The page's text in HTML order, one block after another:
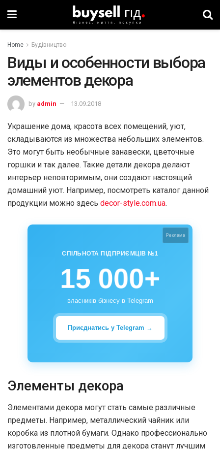
Home Будівництво
Виды и особенности выбора
элементов декора
by admin 13.09.2018
Украшение дома, красота всех помещений, уют,
складываются из множества небольших элементов.
Это могут быть необычные занавески, цветочные
горшки и так далее. Такие детали декора делают
интерьер неповторимым, они создают настоящий
домашний уют. Например, посмотреть каталог данной
продукции можно здесь decor-style.com.ua.
Реклама
СПІЛЬНОТА ПІДПРИЄМЦІВ №1
15 000+
власників бізнесу в Telegram
Приєднатись у Telegram →
Элементы декора
Элементами декора могут стать самые различные
предметы. Например, металлический чайник или
коробка из плотной бумаги. Однако профессионально
изготовленные предметы для декора станут лучшим